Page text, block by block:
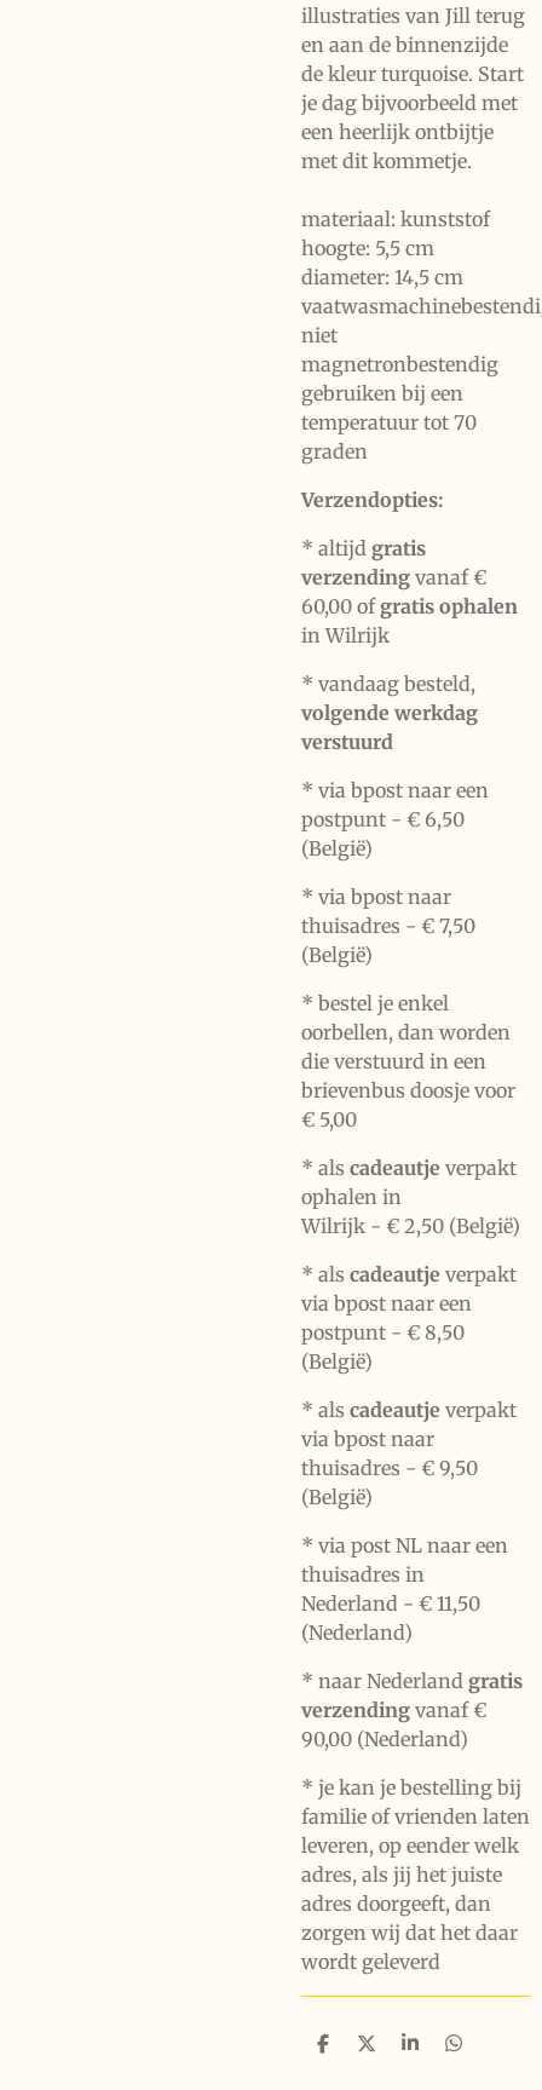
illustraties van Jill terug
en aan de binnenzijde
de kleur turquoise. Start
je dag bijvoorbeeld met
een heerlijk ontbijtje
met dit kommetje.
materiaal: kunststof
hoogte: 5,5 cm
diameter: 14,5 cm
niet
magnetronbestendig
gebruiken bij een
temperatuur tot 70
graden
Verzendopties:
* altijd gratis
verzending vanaf €
60,00 ofgratis ophalen
in Wilrijk
* vandaag besteld,
volgende werkdag
verstuurd
* via bpost naar een
postpunt - € 6,50
(België)
* via bpost naar
thuisadres - € 7,50
(België)
* bestel je enkel
oorbellen, dan worden
die verstuurd in een
brievenbus doosje voor
€ 5,00
* als cadeautje verpakt
ophalen in
Wilrijk - € 2,50 (België)
* als cadeautje verpakt
via bpost naar een
postpunt - € 8,50
(België)
* als cadeautje verpakt
via bpost naar
thuisadres - € 9,50
(België)
* via post NL naar een
thuisadres in
Nederland - € 11,50
(Nederland)
* naar Nederland gratis
verzending vanaf €
90,00 (Nederland)
* je kan je bestelling bij
familie of vrienden laten
leveren, op eender welk
adres, als jij het juiste
adres doorgeeft, dan
zorgen wij dat het daar
wordt geleverd
D
D
S
D